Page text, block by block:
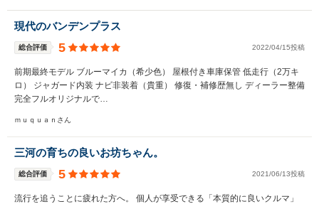
現代のバンデンプラス
総合評価 5 2022/04/15投稿
前期最終モデル ブルーマイカ（希少色） 屋根付き車庫保管 低走行（2万キ
ロ） ジャガード内装 ナビ非装着（貴重） 修復・補修歴無し ディーラー整備
完全フルオリジナルで…
ｍｕｑｕａｎさん
三河の育ちの良いお坊ちゃん。
総合評価 5 2021/06/13投稿
流行を追うことに疲れた方へ。 個人が享受できる「本質的に良いクルマ」